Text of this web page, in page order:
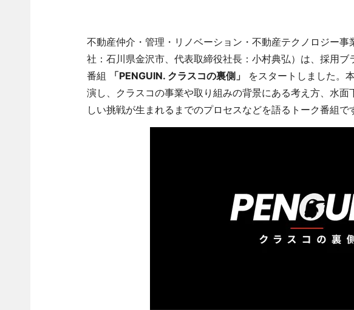
不動産仲介・管理・リノベーション・不動産テクノロジー
社：石川県金沢市、代表取締役社長：小村典弘）は、採用
番組
「PENGUIN. クラスコの裏側」
をスタートしました。
演し、クラスコの事業や取り組みの背景にある考え方、水
しい挑戦が生まれるまでのプロセスなどを語るトーク番組で